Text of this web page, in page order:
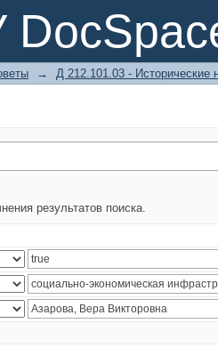
→ Д 212.101.03 - Исторические
результатов поиска.